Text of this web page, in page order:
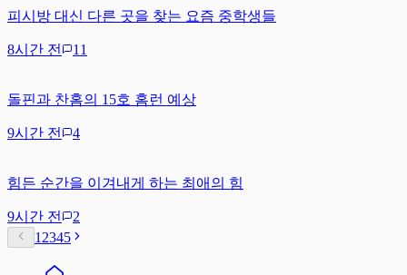
피시방 대신 다른 곳을 찾는 요즘 중학생들
8시간 전 11
돌핀과 찬홈의 15호 홈런 예상
9시간 전 4
힘든 순간을 이겨내게 하는 최애의 힘
9시간 전
2
1 2345